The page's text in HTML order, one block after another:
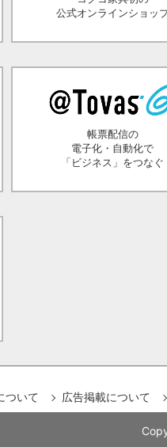
公式オンラインショッ
帳票配信の
電子化・自動化で
「ビジネス」をつなぐ
ついて 広告掲載について